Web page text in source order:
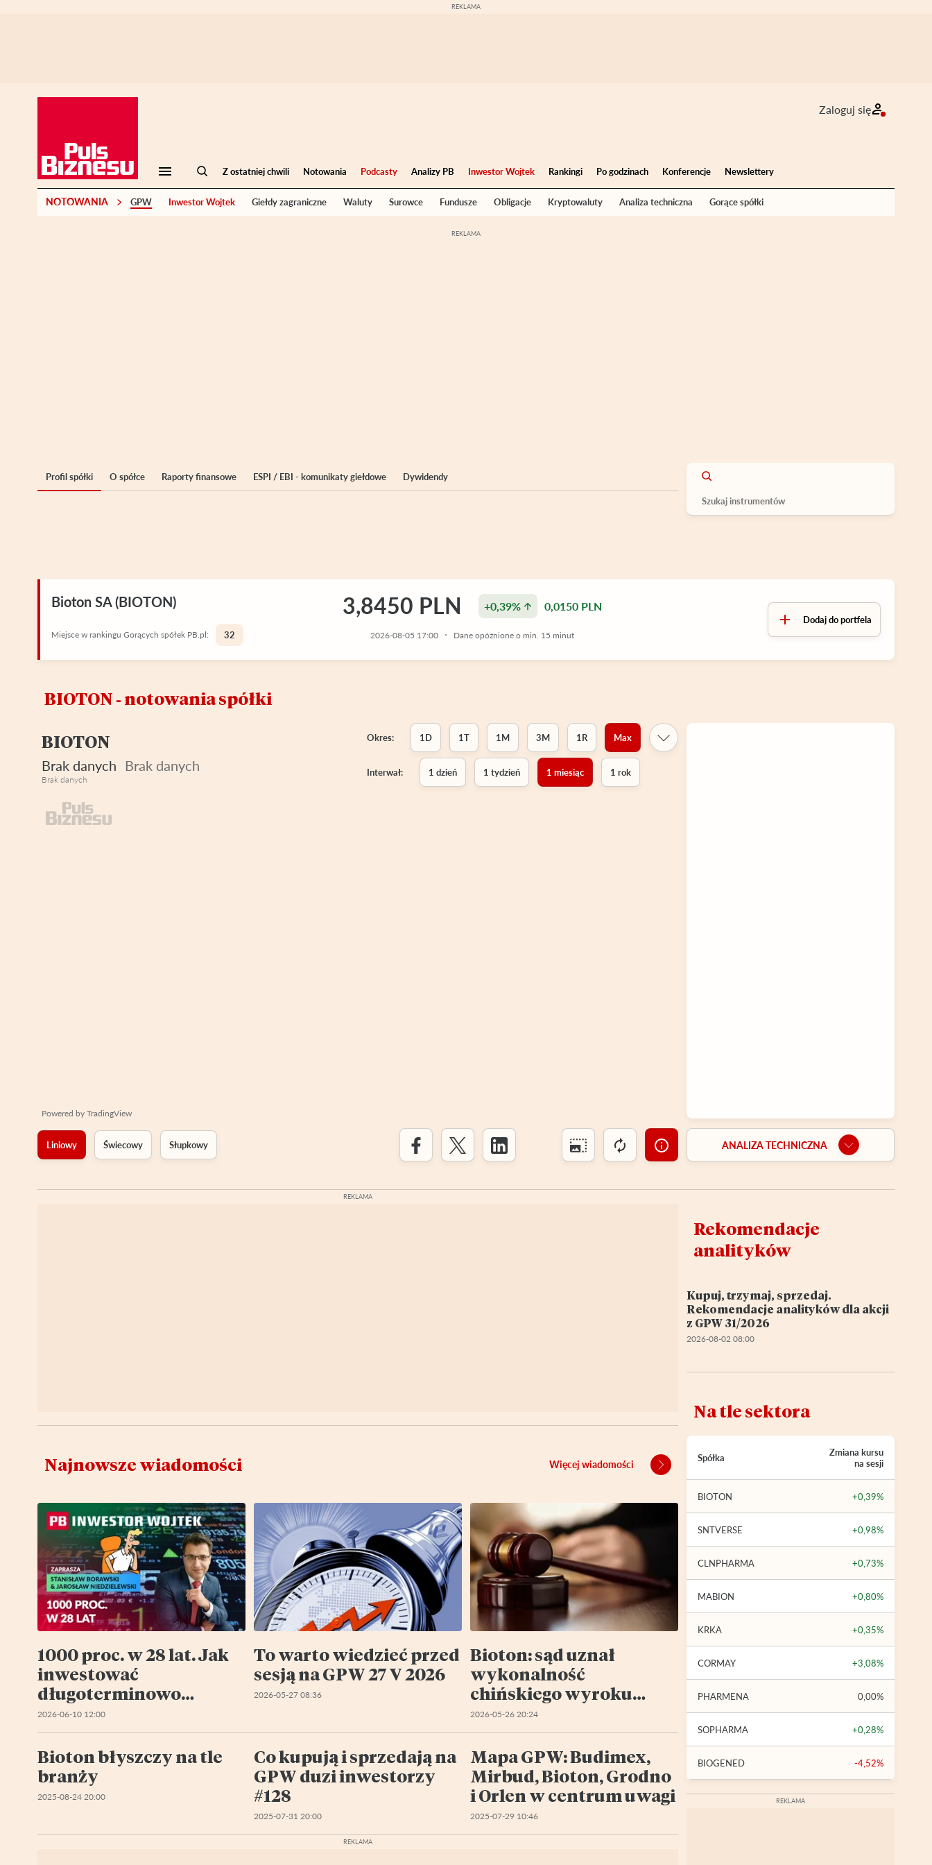
Zaloguj się
Z ostatniej chwili Notowania Podcasty Analizy PB Inwestor Wojtek Rankingi Po godzinach Konferencje Newslettery
NOTOWANIA GPW Inwestor Wojtek Giełdy zagraniczne Waluty Surowce Fundusze Obligacje Kryptowaluty Analiza techniczna Gorące spółki
Profil spółki O spółce Raporty finansowe ESPI / EBI - komunikaty giełdowe Dywidendy
Bioton SA (BIOTON) 3,8450 PLN +0,39% 0,0150 PLN
2026-08-05 17:00 Dane opóźnione o min. 15 minut
Dodaj do portfela
Miejsce w rankingu Gorących spółek PB.pl: 32
BIOTON ‑ notowania spółki
BIOTON
Brak danych Brak danych
Brak danych
Okres: 1D 1T 1M 3M 1R Max
Interwał: 1 dzień 1 tydzień 1 miesiąc 1 rok
Powered by TradingView
Liniowy Świecowy Słupkowy ANALIZA TECHNICZNA
Najnowsze wiadomości Więcej wiadomości
1000 proc. w 28 lat. Jak
inwestować
długoterminowo
INWESTOR WOJTEK
2026-06-10 12:00
To warto wiedzieć przed
sesją na GPW 27 V 2026
2026-05-27 08:36
Bioton: sąd uznał
wykonalność
chińskiego wyroku
arbitrażowego. Spór
dotyczy rozliczeń
sprzed lat
2026-05-26 20:24
Bioton błyszczy na tle
branży
2025-08-24 20:00
Co kupują i sprzedają na
GPW duzi inwestorzy
#128
2025-07-31 20:00
Mapa GPW: Budimex,
Mirbud, Bioton, Grodno
i Orlen w centrum uwagi
2025-07-29 10:46
Rekomendacje
analityków
Kupuj, trzymaj, sprzedaj.
Rekomendacje analityków dla akcji
z GPW 31/2026
2026-08-02 08:00
Na tle sektora
Spółka
Zmiana kursu
na sesji
BIOTON +0,39%
SNTVERSE +0,98%
CLNPHARMA +0,73%
MABION +0,80%
KRKA +0,35%
CORMAY +3,08%
PHARMENA 0,00%
SOPHARMA +0,28%
BIOGENED -4,52%